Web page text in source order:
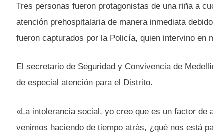
Tres personas fueron protagonistas de una riña a
atención prehospitalaria de manera inmediata
fueron capturados por la Policía, quien intervino en
El secretario de Seguridad y Convivencia de
de especial atención para el Distrito.
«La intolerancia social, yo creo que es un factor de
venimos haciendo de tiempo atrás, ¿qué nos está